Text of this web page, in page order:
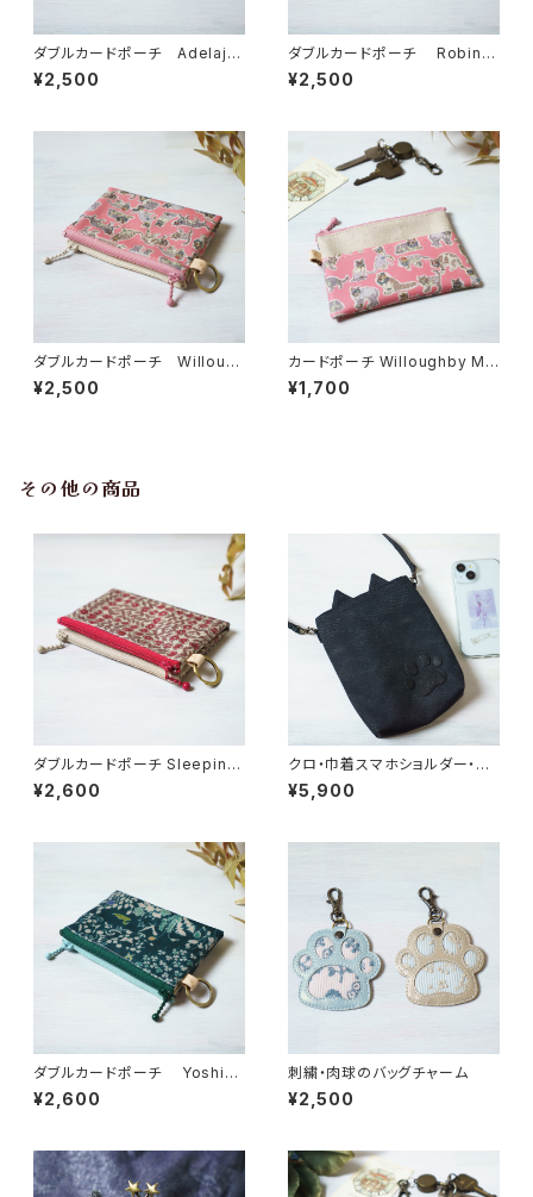
ダブルカードポーチ Adelajd
a（アデラジャ） ピンクブルー
リバティラミネート生地
¥2,500
ダブルカードポーチ Robin
（ロビン）ピンク リバティラミネ
ート生地
¥2,500
ダブルカードポーチ Willoug
hby Mews （ウィロビー・ミュ
ーズ）さくら リバティラミネート
¥2,500
カードポーチ Willoughby Me
ws （ウィロビー・ミューズ）さく
ら リバティラミネート生地
¥1,700
その他の商品
ダブルカードポーチ Sleeping
Rose（スリーピング・ローズ）レ
ッド リバティラミネート生地
¥2,600
クロ・巾着スマホショルダー・猫
耳
¥5,900
ダブルカードポーチ Yoshie
（ヨシエ） リバティラミネート生
地
¥2,600
刺繍・肉球のバッグチャーム
¥2,500